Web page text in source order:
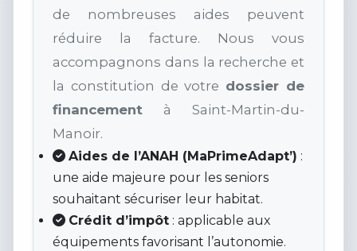
de nombreuses aides peuvent
réduire la facture. Nous vous
accompagnons dans la recherche et
la constitution de votre dossier de
financement à Saint-Martin-du-
Manoir.
Aides de l’ANAH (MaPrimeAdapt’) :
une aide majeure pour les seniors
souhaitant sécuriser leur habitat.
Crédit d’impôt : applicable aux
équipements favorisant l’autonomie.